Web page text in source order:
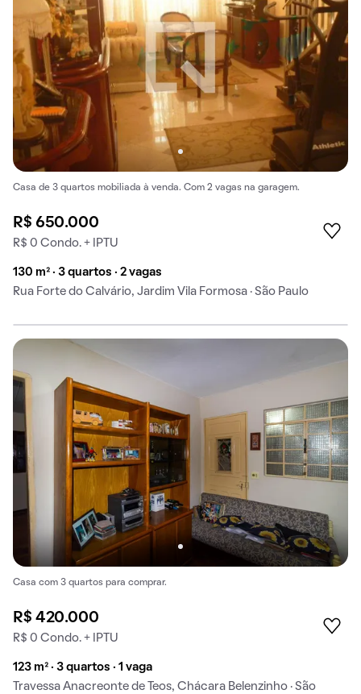
Casa de 3 quartos mobiliada à venda. Com 2 vagas na garagem.
R$ 650.000
R$ 0 Condo. + IPTU
130 m² · 3 quartos · 2 vagas
Rua Forte do Calvário, Jardim Vila Formosa · São Paulo
Casa com 3 quartos para comprar.
R$ 420.000
R$ 0 Condo. + IPTU
123 m² · 3 quartos · 1 vaga
Travessa Anacreonte de Teos, Chácara Belenzinho · São